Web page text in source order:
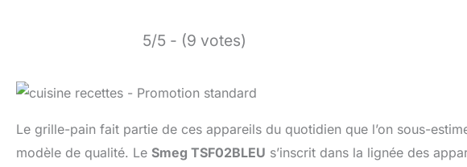
5/5 - (9 votes)
Le grille-pain fait partie de ces appareils du quotidien que l’on sous-
modèle de qualité. Le Smeg TSF02BLEU s’inscrit dans la lignée des